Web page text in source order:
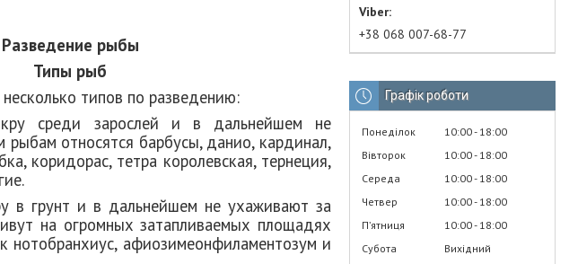
Разведение рыбы
Типы рыб
типов по разведению:
среди зарослей и в дальнейшем не
рыбам относятся барбусы, данио, кардинал,
коридорас, тетра королевская, тернеция,
в грунт и в дальнейшем не ухаживают за
на огромных затапливаемых площадях
афиозимеонфиламентозум и
+38 068 007-68-77
Графік роботи
Понеділок 10:00 18:00
Вівторок
10:00 18:00
Середа
10:00 18:00
Четвер
10:00 18:00
Пʼятниця
10:00 18:00
Субота
Вихідний